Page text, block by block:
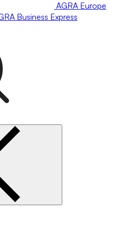
AGRA Europe
Business Express